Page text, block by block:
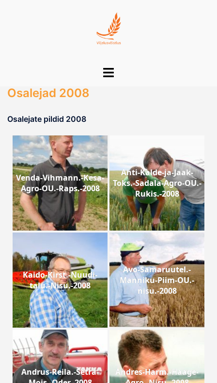
Toggle
Osalejad 2008
Osalejate pildid 2008
Venda-Vihmann.-Kesa-
Agro-OU.-Raps.-2008
Ahti-Kalde-ja-Jaak-
Toks.-Sadala-Agro-OU.-
Rukis.-2008
Kaido-Kirst.-Nuudi-
talu.-Nisu.-2008
Avo-Samaruutel.-
Manniku-Piim-OU.-
nisu.-2008
Andrus-Reila.-Setra-
Andres-Harm.-Haage-